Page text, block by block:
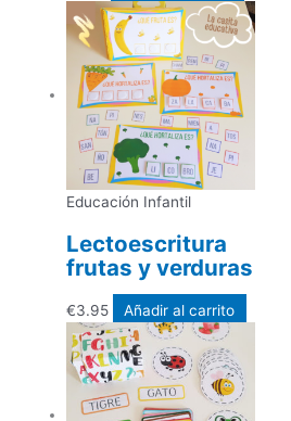
Educación Infantil
Lectoescritura
frutas y verduras
€3.95 Añadir al carrito